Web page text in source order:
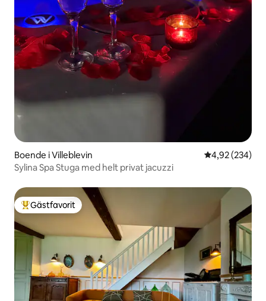
Boende i Villeblevin 4,92 av 5 i
4,92 (234)
Sylina Spa Stuga med helt privat jacuzzi
Populär gästfavorit
Gästfavorit